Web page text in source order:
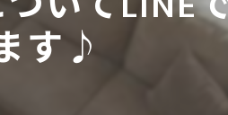
す♪